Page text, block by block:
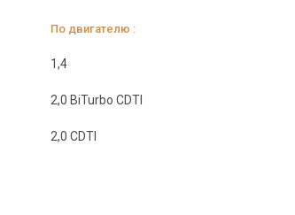
По двигателю :
1,4
2,0 BiTurbo CDTI
2,0 CDTI